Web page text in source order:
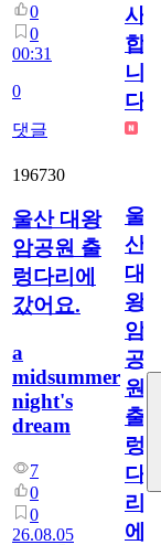
0
0
00:31
0
댓글
사
합
니
다
196730
울산 대왕
암공원 출
렁다리에
갔어요.
a
midsummer
night's
dream
7
0
0
26.08.05
울
산
대
왕
암
공
원
출
렁
다
리
에